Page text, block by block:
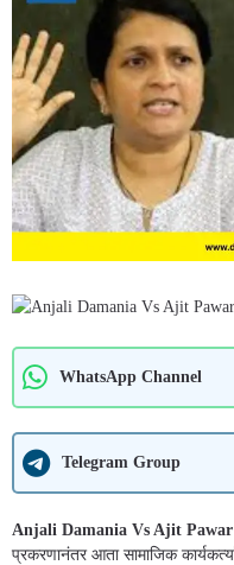
WhatsApp Channel
Telegram Group
Anjali Damania Vs Ajit Pawar
प्रकरणानंतर आता सामाजिक